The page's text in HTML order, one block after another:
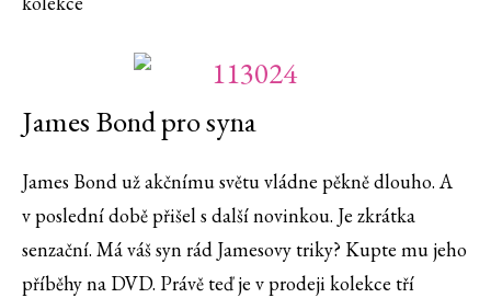
James Bond pro syna
James Bond už akčnímu světu vládne pěkně dlouho. A
v poslední době přišel s další novinkou. Je zkrátka
senzační. Má váš syn rád Jamesovy triky? Kupte mu jeho
příběhy na DVD. Právě teď je v prodeji kolekce tří